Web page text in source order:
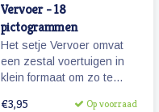
Vervoer - 18
pictogrammen
Het setje Vervoer omvat
een zestal voertuigen in
klein formaat om zo te
€3,95 Op voorraad